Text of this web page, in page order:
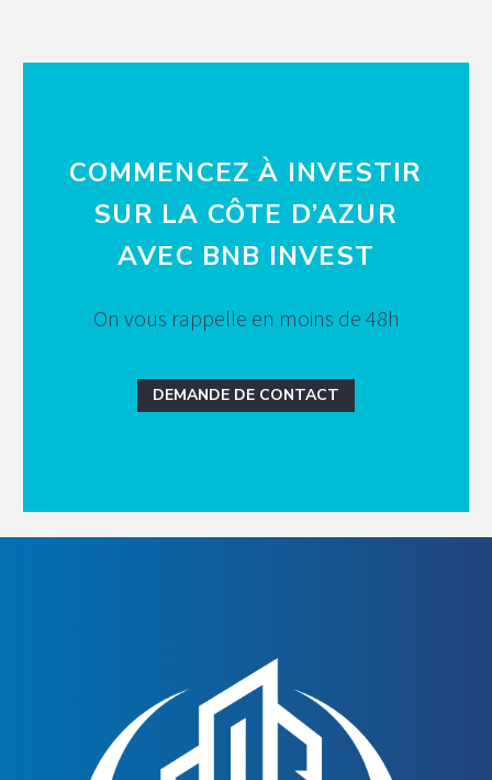
COMMENCEZ À INVESTIR
SUR LA CÔTE D’AZUR
AVEC BNB INVEST
On vous rappelle en moins de 48h
DEMANDE DE CONTACT